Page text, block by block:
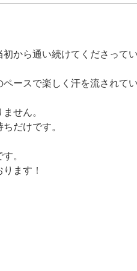
から通い続けてくださって
ースで楽しく汗を流されてい
せん。
だけです。
。
ます！